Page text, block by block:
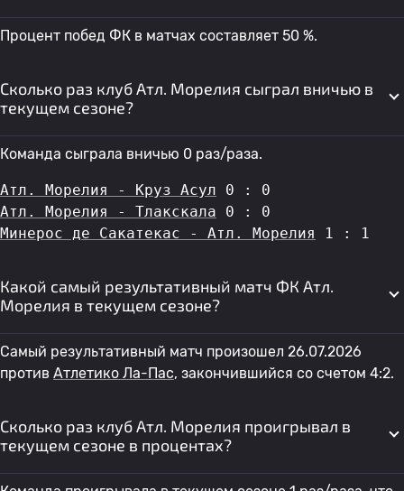
Процент побед ФК в матчах составляет 50 %.
Сколько раз клуб Атл. Морелия сыграл вничью в
текущем сезоне?
Команда сыграла вничью 0 раз/раза.
Атл. Морелия - Круз Асул 0 : 0
Атл. Морелия - Тлакскала 0 : 0
Минерос де Сакатекас - Атл. Морелия
1 : 1
Какой самый результативный матч ФК Атл.
Морелия в текущем сезоне?
Самый результативный матч произошел 26.07.2026
против Атлетико Ла-Пас, закончившийся со счетом 4:2.
Сколько раз клуб Атл. Морелия проигрывал в
текущем сезоне в процентах?